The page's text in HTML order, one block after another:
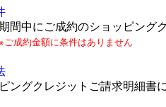
間中にご成約のショッピング
ご成約金額に条件はありません
ングクレジットご請求明細書